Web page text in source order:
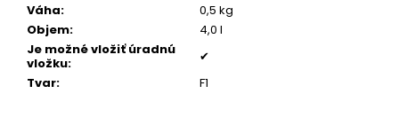
Váha:
0,5 kg
Objem:
4,0 l
Je možné vložiť úradnú
vložku:
✔
Tvar: F1
POZLÁTENÝ
PRSTEŇ
ZELENÝ
ACHÁT